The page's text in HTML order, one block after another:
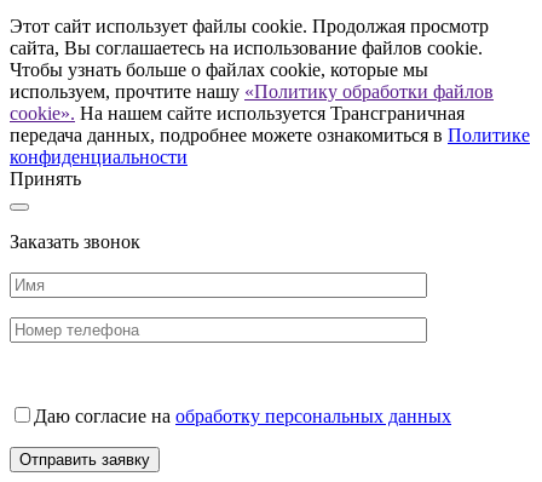
Этот сайт использует файлы cookie. Продолжая просмотр
сайта, Вы соглашаетесь на использование файлов cookie.
Чтобы узнать больше о файлах cookie, которые мы
используем, прочтите нашу «Политику обработки файлов
cookie». На нашем сайте используется Трансграничная
передача данных, подробнее можете ознакомиться в Политике
конфиденциальности
Принять
Заказать звонок
Даю согласие на обработку персональных данных